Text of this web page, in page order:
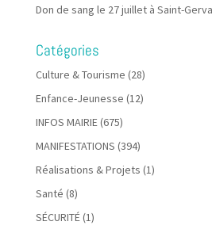
Don de sang le 27 juillet à Saint-
Catégories
Culture & Tourisme (28)
Enfance-Jeunesse (12)
INFOS MAIRIE(675)
MANIFESTATIONS (394)
Réalisations & Projets (1)
Santé (8)
SÉCURITÉ(1)